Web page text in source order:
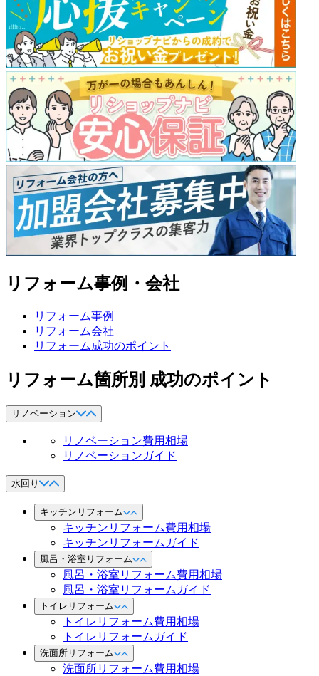
リフォーム事例・会社
リフォーム事例
リフォーム会社
リフォーム成功のポイント
リフォーム箇所別 成功のポイント
リノベーション
リノベーション費用相場
リノベーションガイド
水回り
キッチンリフォーム
キッチンリフォーム費用相場
キッチンリフォームガイド
風呂・浴室リフォーム
風呂・浴室リフォーム費用相場
風呂・浴室リフォームガイド
トイレリフォーム
トイレリフォーム費用相場
トイレリフォームガイド
洗面所リフォーム
洗面所リフォーム費用相場